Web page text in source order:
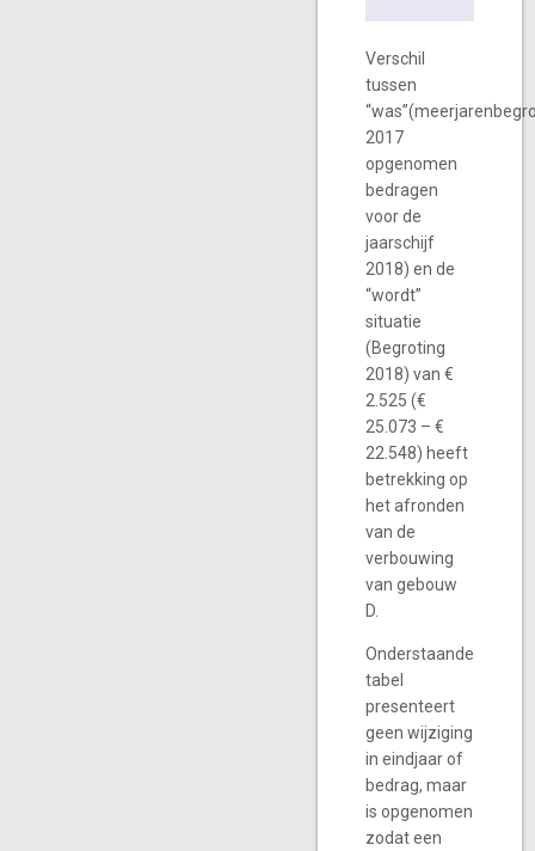
Verschil
tussen
2017
opgenomen
bedragen
voor de
jaarschijf
2018) en de
“wordt”
situatie
(Begroting
2018) van €
2.525 (€
25.073 – €
22.548) heeft
betrekking op
het afronden
van de
verbouwing
van gebouw
D.
Onderstaande
tabel
presenteert
geen wijziging
in eindjaar of
bedrag, maar
is opgenomen
zodat een